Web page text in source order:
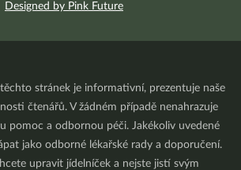
Designed by Pink Future
stránek je informativní, prezentuje naše
čtenářů. V žádném případě nenahrazuje
pomoc a odbornou péči. Jakékoliv uvedené
jako odborné lékařské rady a doporučení.
upravit jídelníček a nejste jistí svým